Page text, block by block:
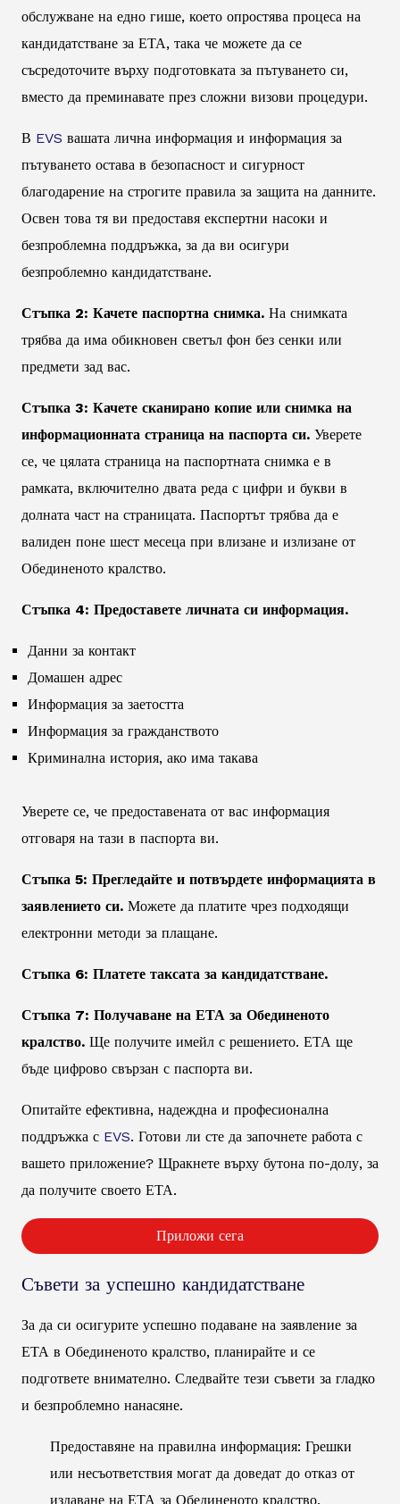
обслужване на едно гише, което опростява процеса на
кандидатстване за ЕТА, така че можете да се
съсредоточите върху подготовката за пътуването си,
вместо да преминавате през сложни визови процедури.
В EVS вашата лична информация и информация за
пътуването остава в безопасност и сигурност
благодарение на строгите правила за защита на данните.
Освен това тя ви предоставя експертни насоки и
безпроблемна поддръжка, за да ви осигури
безпроблемно кандидатстване.
Стъпка 2: Качете паспортна снимка. На снимката
трябва да има обикновен светъл фон без сенки или
предмети зад вас.
Стъпка 3: Качете сканирано копие или снимка на
информационната страница на паспорта си. Уверете
се, че цялата страница на паспортната снимка е в
рамката, включително двата реда с цифри и букви в
долната част на страницата. Паспортът трябва да е
валиден поне шест месеца при влизане и излизане от
Обединеното кралство.
Стъпка 4: Предоставете личната си информация.
Данни за контакт
Домашен адрес
Информация за заетостта
Информация за гражданството
Криминална история, ако има такава
Уверете се, че предоставената от вас информация
отговаря на тази в паспорта ви.
Стъпка 5: Прегледайте и потвърдете информацията в
заявлението си. Можете да платите чрез подходящи
електронни методи за плащане.
Стъпка 6: Платете таксата за кандидатстване.
Стъпка 7: Получаване на ЕТА за Обединеното
кралство. Ще получите имейл с решението. ЕТА ще
бъде цифрово свързан с паспорта ви.
Опитайте ефективна, надеждна и професионална
поддръжка с EVS. Готови ли сте да започнете работа с
вашето приложение? Щракнете върху бутона по-долу, за
да получите своето ЕТА.
Приложи сега
Съвети за успешно кандидатстване
За да си осигурите успешно подаване на заявление за
ЕТА в Обединеното кралство, планирайте и се
подгответе внимателно. Следвайте тези съвети за гладко
и безпроблемно нанасяне.
Предоставяне на правилна информация: Грешки
или несъответствия могат да доведат до отказ от
издаване на ЕТА за Обединеното кралство.